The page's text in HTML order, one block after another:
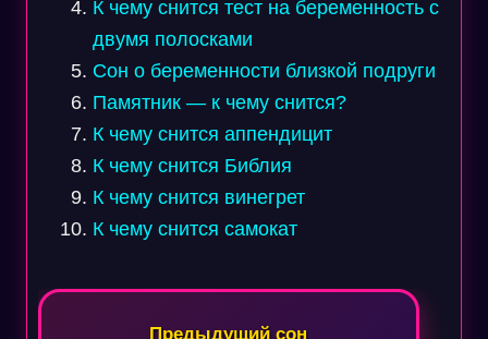
К чему снится тест на беременность с
двумя полосками
Сон о беременности близкой подруги
Памятник — к чему снится?
К чему снится аппендицит
К чему снится Библия
К чему снится винегрет
К чему снится самокат
Навигация
Предыдущий сон